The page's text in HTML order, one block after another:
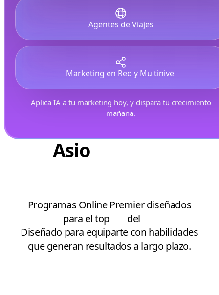
Agentes de Viajes
Marketing en Red y Multinivel
Aplica IA a tu marketing hoy, y dispara tu crecimiento
mañana.
Asio
Programas Online Premier diseñados
para el top
del
Diseñado para equiparte con habilidades
que generan resultados a largo plazo.